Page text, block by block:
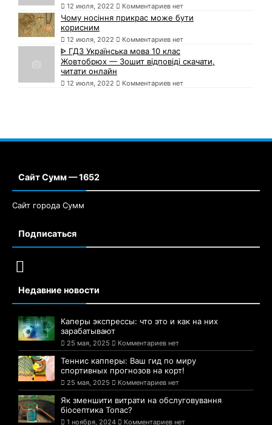
12 июля, 2022 Комментариев нет
Чому носіння прикрас може бути
корисним
12 июля, 2022 Комментариев нет
ᐈ ГДЗ Українська мова 10 клас
Жовтобрюх — Зошит відповіді скачати,
читати онлайн
12 июля, 2022 Комментариев нет
Сайт Сумм — 1652
Сайт города Сумм
Подписаться
Недавние новости
Каперы экспрессы: что это и как на них
зарабатывают
25 мая, 2025 Комментариев нет
Теннис капперы: Ваш гид по миру
спортивных прогнозов на корт!
25 мая, 2025 Комментариев нет
Як зменшити витрати на обслуговування
біосептика Топас?
1 ноября, 2024 Комментариев нет